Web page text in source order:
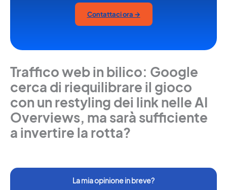
Contattaci ora →
Traffico web in bilico: Google
cerca di riequilibrare il gioco
con un restyling dei link nelle AI
Overviews, ma sarà sufficiente
a invertire la rotta?